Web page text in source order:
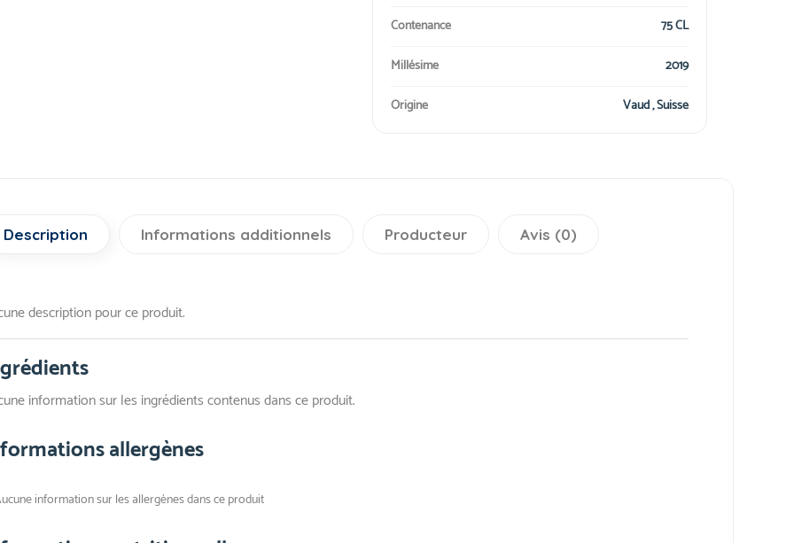
Contenance
75 CL
Millésime
2019
Origine
Vaud , Suisse
Description Informations additionnels Producteur Avis (0)
description pour ce produit.
information sur les ingrédients contenus dans ce produit.
allergènes
information sur les allergènes dans ce produit